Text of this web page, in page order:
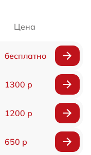
Цена
бесплатно
1300 р
1200 р
650 р